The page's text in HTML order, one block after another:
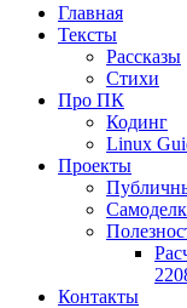
Главная
Тексты
Рассказы
Стихи
Про ПК
Кодинг
Linux
Проекты
Контакты